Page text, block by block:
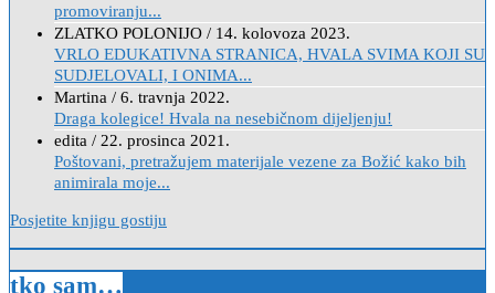
promoviranju...
ZLATKO POLONIJO / 14. kolovoza 2023.
VRLO EDUKATIVNA STRANICA, HVALA SVIMA KOJI SU
SUDJELOVALI, I ONIMA...
Martina / 6. travnja 2022.
Draga kolegice! Hvala na nesebičnom dijeljenju!
edita / 22. prosinca 2021.
Poštovani, pretražujem materijale vezene za Božić kako bih
animirala moje...
Posjetite knjigu gostiju
tko sam…